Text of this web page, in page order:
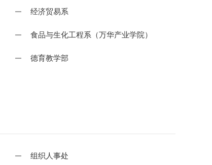
经济贸易系
食品与生化工程系（万华产业学院）
德育教学部
组织人事处